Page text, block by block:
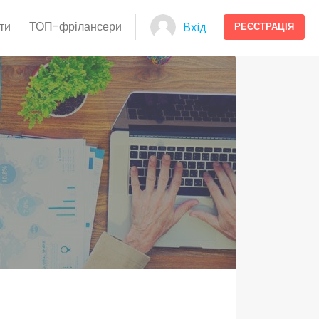
ТОП-фрілансери Вхід РЕЄСТРАЦІЯ